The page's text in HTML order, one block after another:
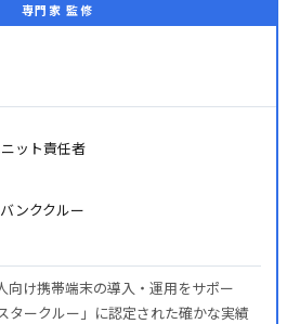
専門家 監修
ット責任者
ンククルー
向け携帯端末の導入・運用をサポー
タークルー」に認定された確かな実績